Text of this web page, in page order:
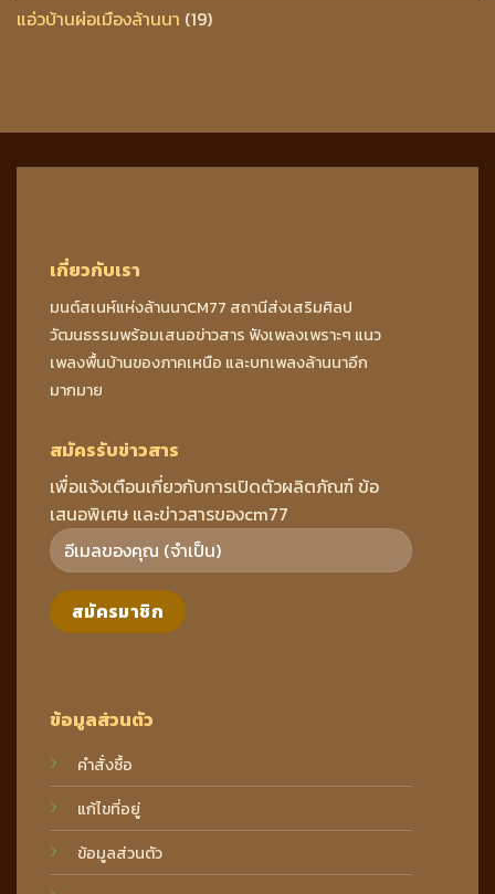
แอ่วบ้านผ่อเมืองล้านนา (19)
เกี่ยวกับเรา
มนต์สเนห์แห่งล้านนาCM77 สถานีส่งเสริมศิลป
วัฒนธรรมพร้อมเสนอข่าวสาร ฟังเพลงเพราะๆ แนว
เพลงพื้นบ้านของภาคเหนือ และบทเพลงล้านนาอีก
มากมาย
ข้อมูลส่วนตัว
คำสั่งซื้อ
แก้ไขที่อยู่
ข้อมูลส่วนตัว
สมัครรับข่าวสาร
เพื่อแจ้งเตือนเกี่ยวกับการเปิดตัวผลิตภัณฑ์ ข้อ
เสนอพิเศษ และข่าวสารของcm77